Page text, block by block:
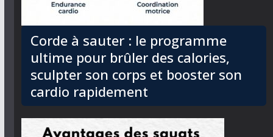
Corde à sauter : le programme
ultime pour brûler des calories,
sculpter son corps et booster son
cardio rapidement